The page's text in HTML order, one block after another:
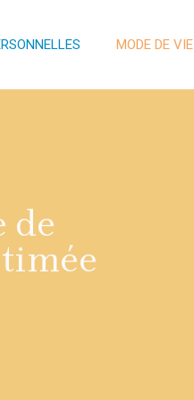
MODE DE VIE
de